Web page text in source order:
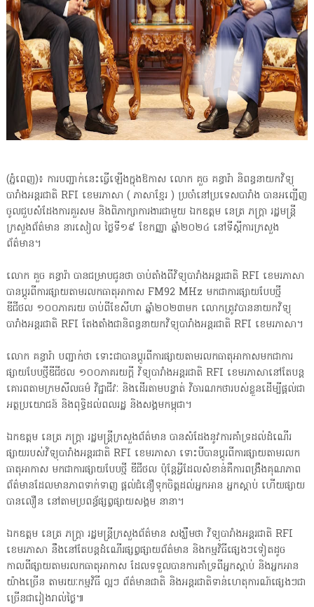
(ភ្នំពេញ)៖ ការបញ្ជាក់នេះធ្វើឡើងក្នុងឱកាស លោក គួច គន្ធារ៉ា និពន្ធនាយកវិទ្យុ
បារាំងអន្តរជាតិ RFI ខេមរភាសា ( ភាសាខ្មែរ ) ប្រចាំនៅប្រទេសបារាំង បានអញ្ជើញ
ចូលជួបសំដែងការគួរសម និងពិភាក្សាការងារជាមួយ ឯកឧត្តម នេត្រ ភក្ត្រា រដ្ឋមន្ត្រី
ក្រសួងព័ត៌មាន នារសៀល ថ្ងៃទី១៩ ខែកញ្ញា ឆ្នាំ២០២៤ នៅទីស្តីការក្រសួង
ព័ត៌មាន។
លោក គួច គន្ធារ៉ា បានជម្រាបជូនថា ចាប់តាំងពីវិទ្យុបារាំងអន្តរជាតិ RFI ខេមរភាសា
បានប្តូរពីការផ្សាយតាមរលកធាតុអាកាស FM92 MHz មកជាការផ្សាយបែបថ្មី
ឌីជីថល ១០០ភាគរយ ចាប់ពីខែសីហា ឆ្នាំ២០២៣មក លោកត្រូវបាននាយកវិទ្យុ
បារាំងអន្តរជាតិ RFI តែងតាំងជានិពន្ធនាយកវិទ្យុបារាំងអន្តរជាតិ RFI ខេមរភាសា។
លោក គន្ធារ៉ា បញ្ជាក់ថា ទោះជាបានប្តូរពីការផ្សាយតាមរលកធាតុអាកាសមកជាការ
ផ្សាយបែបថ្មីឌីជីថល ១០០ភាគរយក្តី វិទ្យុបារាំងអន្តរជាតិ RFI ខេមរភាសានៅតែបន្ត
គោរពតាមក្រមសីលធម៌ វិជ្ជាជីវៈ និងដើរតាមបន្ទាត់ វិចារណកថារបស់ខ្លួនដើម្បីផ្តល់ជា
អត្ថប្រយោជន៍ និងពុទ្ធិដល់ពលរដ្ឋ និងសង្គមកម្ពុជា។
ឯកឧត្តម នេត្រ ភក្ត្រា រដ្ឋមន្ត្រីក្រសួងព័ត៌មាន បានសំដែងនូវការគាំទ្រដល់ដំណើរ
ផ្សាយរបស់វិទ្យុបារាំងអន្តរជាតិ RFI ខេមរភាសា ទោះបីបានប្តូរពីការផ្សាយតាមរលក
ធាតុអាកាស មកជាការផ្សាយបែបថ្មី ឌីជីថល ប៉ុន្តែអ្វីដែលសំខាន់គឺការពង្រឹងគុណភាព
ព័ត៌មានដែលមានភាពទាក់ទាញ ផ្តល់ជំនឿទុកចិត្តដល់អ្នកអាន អ្នកស្តាប់ ហើយផ្សាយ
បានលឿន នៅតាមប្រពន្ធ័ផ្សព្វផ្សាយសង្គម នានា។
ឯកឧត្តម នេត្រ ភក្ត្រា រដ្ឋមន្ត្រីក្រសួងព័ត៌មាន សង្ឃឹមថា វិទ្យុបារាំងអន្តរជាតិ RFI
ខេមរភាសា នឹងនៅតែបន្តដំណើរផ្សព្វផ្សាយព័ត៌មាន និងកម្មវិធីផ្សេងៗទៀតដូច
កាលពីផ្សាយតាមរលកធាតុអាកាស ដែលទទួលបានការគាំទ្រពីអ្នកស្តាប់ និងអ្នកអាន
យ៉ាងច្រើន តាមរយៈកម្មវិធី ល្អៗ ព័ត៌មានជាតិ និងអន្តរជាតិទាន់ហេតុការណ៍ផ្សេងៗជា
ច្រើនជារៀងរាល់ថ្ងៃ៕